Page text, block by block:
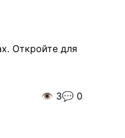
Откройте для
👁️ 3💬 0